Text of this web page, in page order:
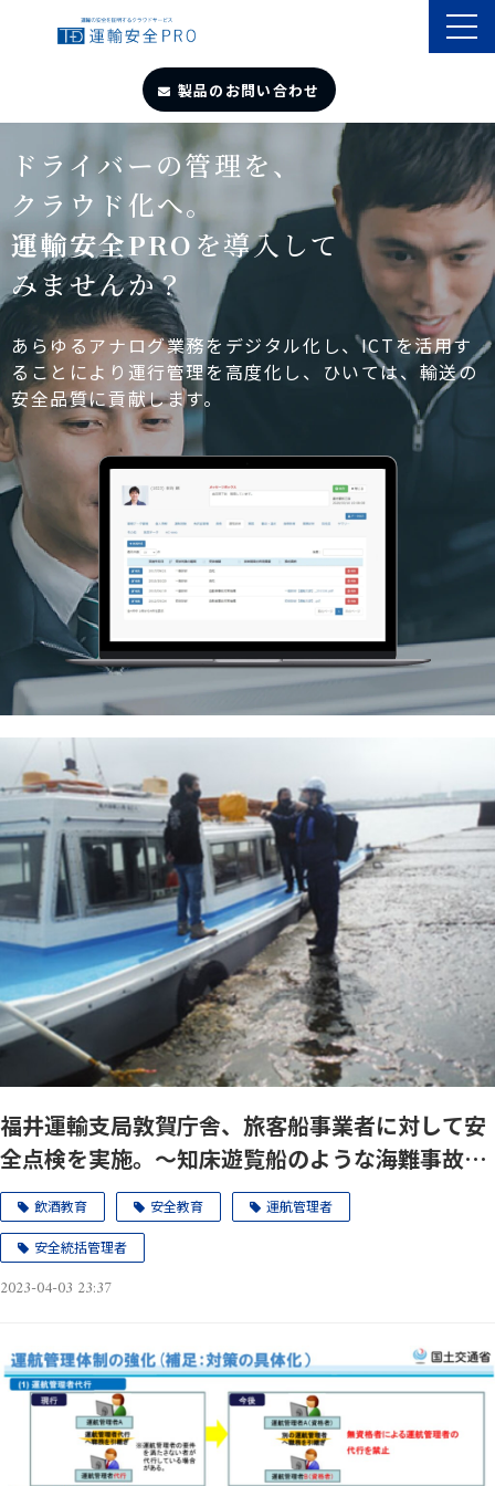
製品のお問い合わせ
TOP
導入事例
製品・サービス
自動点呼
遠隔点呼
お役立ちサイト
ドライバーの管理を、
クラウド化へ。
運輸安全PRO を導入して
みませんか？
あらゆるアナログ業務をデジタル化し、ICTを活用す
ることにより運行管理を高度化し、ひいては、輸送の
安全品質に貢献します。
福井運輸支局敦賀庁舎、旅客船事業者に対して安
全点検を実施。～知床遊覧船のような海難事故を
発生させないために～
飲酒教育 安全教育 運航管理者
安全統括管理者
2023-04-03 23:37